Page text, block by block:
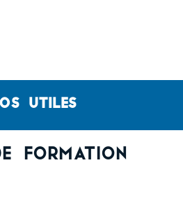
utiles
formation